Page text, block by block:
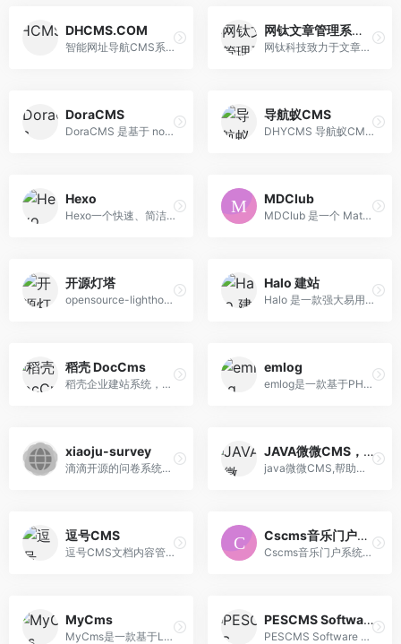
DHCMS.COM
智能网址导航CMS系统是采用PHP+MYSQL框架编写的简易安全的导航系统，简单的后台维护和高效的管理让导航不再简单，搭配高级的SEO优化方案，让您的导航网站更优秀！
网钛文章管理系统(OTCMS)
网钛科技致力于文章管理系统、文章新闻CMS、IDC财务管理代理系统、站长工具类的研发；我们坚持做最简单最好用的系统和软件(ASP/PHP/C#)，傻瓜式的操作，让您在最 短的时间内就可以上手并建成一个功能强大的网站。
DoraCMS
DoraCMS 是基于 nodejs 的内容管理系统，所用技术栈包含 eggjs、mongodb、vue、single-spa 等。
导航蚁CMS
DHYCMS 导航蚁CMS系统,全新自动化 可视化导航CMS系统。导航蚁提供最新最实用的,好用的导航CMS系统,支持友链自动检测,界面可视化操作,小白轻松上手运营,流量稳定翻倍！
Hexo
Hexo一个快速、简洁且高效的博客框架
MDClub
MDClub 是一个 Material Design 设计风格的开源社区系统；它支持响应式，自动适配手机和 PC；超级轻量级，CSS + JavaScript 仅 98KB；能自动适配暗色模式；通过首屏服务端渲染，次屏前端渲染，完美兼顾 SEO 和用户体验；使用了自主开发的富文本编辑器；提供规范的 Restful API 接口和 JavaScript SDK
开源灯塔
opensource-lighthouse汇总统计各「大厂」的 Github 开源团队和项目。
Halo 建站
Halo 是一款强大易用的开源建站工具，配合上不同的模板与插件，可以很好地帮助你构建你心中的理想站点。
稻壳 DocCms
稻壳企业建站系统，又名稻壳cms、doccms，前身源于深喉咙企业建站系统ShlCms，是业内领先的免费开源企业网站建设系统、企业网站生成系统。
emlog
emlog是一款基于PHP和MySQL的功能强大的博客及CMS建站系统。致力于提供快速、稳定，且在使用上又极其简单、舒适的内容创作及站点搭建服务。
xiaoju-survey
滴滴开源的问卷系统，可以自建，快速打造专属问卷系统，让调研更轻松。
JAVA微微CMS，JVVCMS
java微微CMS,帮助企业快速建站
逗号CMS
逗号CMS文档内容管理建站系统，一款可以自动写文章的CMS系统。
Cscms音乐门户系统
Cscms音乐门户系统国内知名音乐管理系统，深耕于在线音乐行业，并专注音乐软件领域的开发，以此为用户提供更专业的音乐平台系统.多年的研发经验和跨行业的文化交 流，为您提供多维的、强大的功能体验，从功能到性能，全面满足您的诉求。
MyCms
MyCms是一款基于Laravel开源免费的自媒体商城博客CMS企业多语言建站系统，软件著作权编号：2021SR1543432。MyCms基于Apache2.0开源协议发布，免费且不限制商业使 用，欢迎持续关注我们。
PESCMS Software
PESCMS Software - 即刻开始你的数字化管理